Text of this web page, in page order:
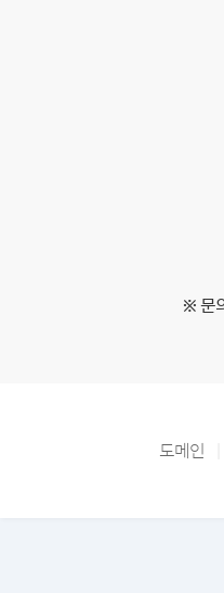
※ 문
도메인